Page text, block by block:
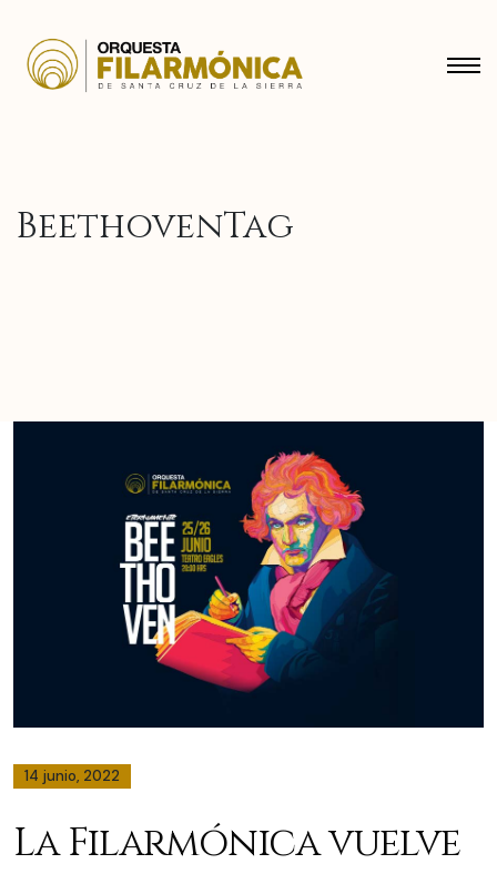
BeethovenTag
14 junio, 2022
La Filarmónica vuelve